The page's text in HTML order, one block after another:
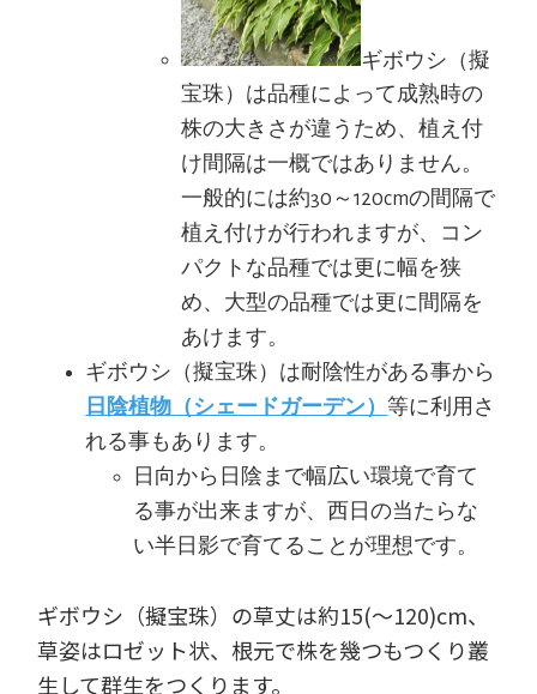
ギボウシ（擬
宝珠）は品種によって成熟時の
株の大きさが違うため、植え付
け間隔は一概ではありません。
一般的には約30～120cmの間隔で
植え付けが行われますが、コン
パクトな品種では更に幅を狭
め、大型の品種では更に間隔を
あけます。
ギボウシ（擬宝珠）は耐陰性がある事から
日陰植物（シェードガーデン）等に利用さ
れる事もあります。
日向から日陰まで幅広い環境で育て
る事が出来ますが、西日の当たらな
い半日影で育てることが理想です。
ギボウシ（擬宝珠）の草丈は約15(～120)cm、
草姿はロゼット状、根元で株を幾つもつくり叢
生して群生をつくります。